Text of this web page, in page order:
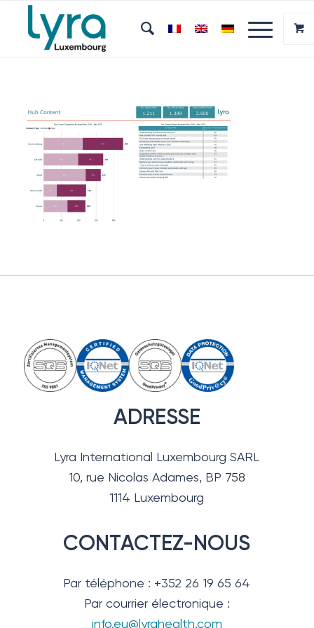
ADRESSE
Lyra International Luxembourg SARL
10, rue Nicolas Adames, BP 758
1114 Luxembourg
CONTACTEZ-NOUS
Par téléphone : +352 26 19 65 64
Par courrier électronique :
info.eu@lyrahealth.com